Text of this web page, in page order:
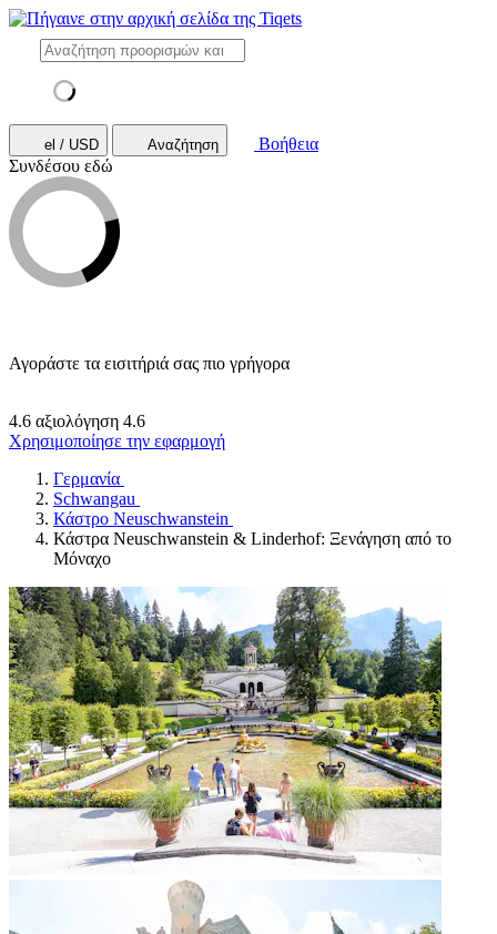
el / USD Αναζήτηση
Βοήθεια
Συνδέσου εδώ
Αγοράστε τα εισιτήριά σας πιο γρήγορα
4.6 αξιολόγηση 4.6
Χρησιμοποίησε την εφαρμογή
Γερμανία
Schwangau
Κάστρο Neuschwanstein
Κάστρα Neuschwanstein & Linderhof: Ξενάγηση από το
Μόναχο